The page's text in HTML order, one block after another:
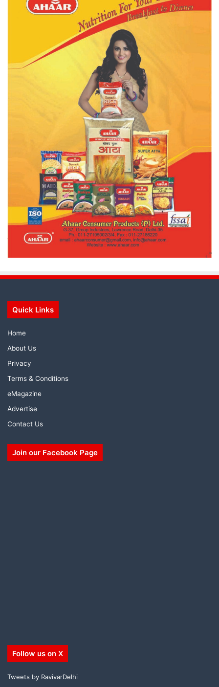
Quick Links
Home
About Us
Privacy
Terms & Conditions
eMagazine
Advertise
Contact Us
Join our Facebook Page
Follow us on X
Tweets by RavivarDelhi